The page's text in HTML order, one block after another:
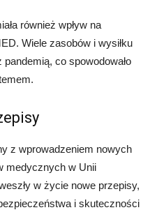
również wpływ na
Wiele zasobów i wysiłku
co spowodowało
z wprowadzeniem nowych
medycznych w Unii
w życie nowe przepisy,
i skuteczności